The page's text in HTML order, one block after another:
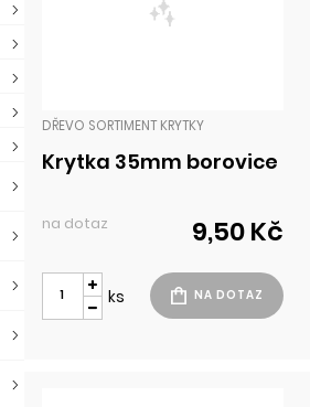
DŘEVO SORTIMENT KRYTKY
Krytka 35mm borovice
na dotaz 9,50 Kč
ks